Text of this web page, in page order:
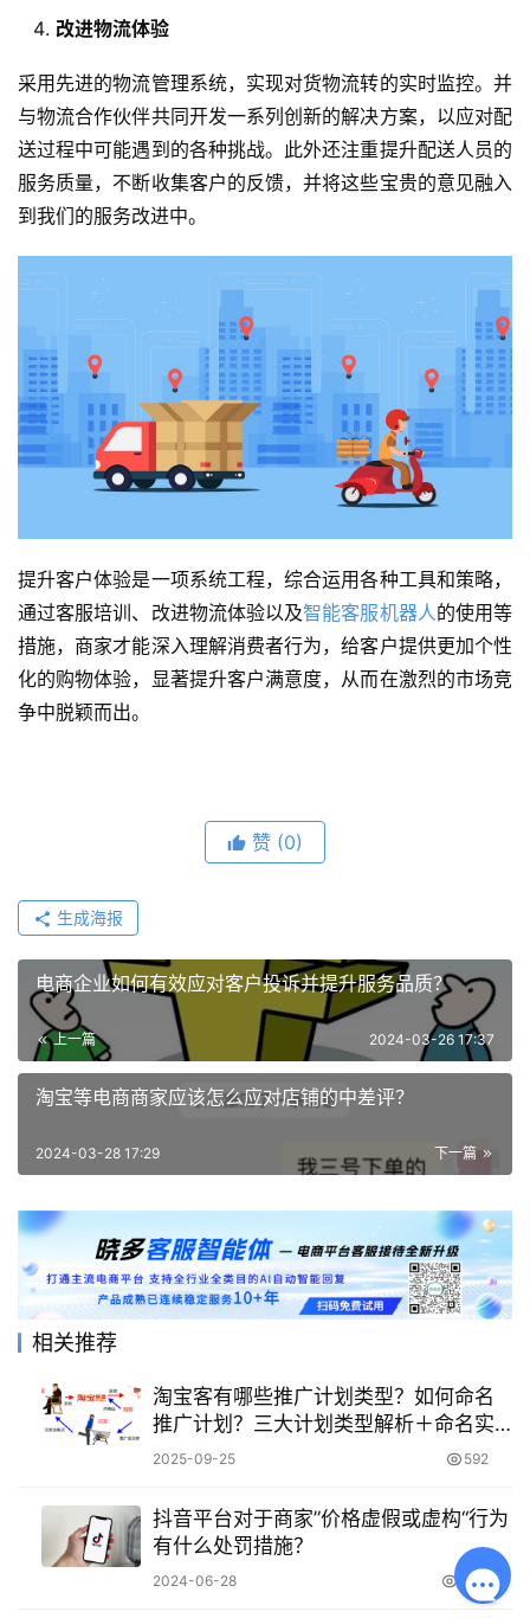
改进物流体验
采用先进的物流管理系统，实现对货物流转的实时监控。并
与物流合作伙伴共同开发一系列创新的解决方案，以应对配
送过程中可能遇到的各种挑战。此外还注重提升配送人员的
服务质量，不断收集客户的反馈，并将这些宝贵的意见融入
到我们的服务改进中。
提升客户体验是一项系统工程，综合运用各种工具和策略，
通过客服培训、改进物流体验以及智能客服机器人的使用等
措施，商家才能深入理解消费者行为，给客户提供更加个性
化的购物体验，显著提升客户满意度，从而在激烈的市场竞
争中脱颖而出。
赞 (0)
生成海报
电商企业如何有效应对客户投诉并提升服务品质？
上一篇 2024-03-26 17:37
淘宝等电商商家应该怎么应对店铺的中差评？
下一篇
2024-03-28 17:29
相关推荐
淘宝客有哪些推广计划类型？如何命名
推广计划？三大计划类型解析＋命名实
战指南：从新手广撒网到网红深度合
2025-09-25 592
抖音平台对于商家”价格虚假或虚构“行为
有什么处罚措施？
2024-06-28 2.8K